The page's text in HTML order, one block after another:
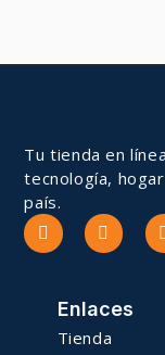
Tu tienda en
tecnología,
país.
Enlaces
Tienda